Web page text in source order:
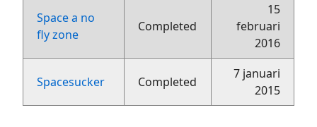
Space a no
fly zone
Completed
15
februari
2016
Spacesucker Completed
7 januari
2015